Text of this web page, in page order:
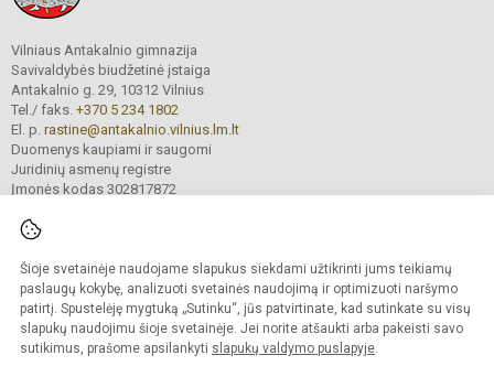
Šioje svetainėje naudojame slapukus siekdami užtikrinti jums teikiamų
paslaugų kokybę, analizuoti svetainės naudojimą ir optimizuoti naršymo
patirtį. Spustelėję mygtuką „Sutinku“, jūs patvirtinate, kad sutinkate su visų
slapukų naudojimu šioje svetainėje. Jei norite atšaukti arba pakeisti savo
sutikimus, prašome apsilankyti slapukų valdymo puslapyje.
Vilniaus Antakalnio gimnazija
Savivaldybės biudžetinė įstaiga
Antakalnio g. 29, 10312 Vilnius
Tel./ faks. +370 5 234 1802
El. p. rastine@antakalnio.vilnius.lm.lt
Duomenys kaupiami ir saugomi
Juridinių asmenų registre
Įmonės kodas 302817872
© 2026. Vilniaus Antakalnio gimnazija. Visos teisės saugomos.
Kopijuoti turinį be raštiško gimnazijos sutikimo griežtai draudžiama.
Versija neįgaliesiems Slapukų valdymas